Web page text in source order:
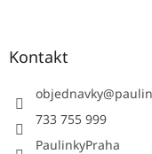
Kontakt
objednavky@
733 755 999
PaulinkyPraha